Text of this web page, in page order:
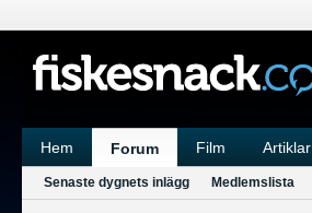
Hem Forum Film Artiklar
Senaste dygnets inlägg Medlemslista